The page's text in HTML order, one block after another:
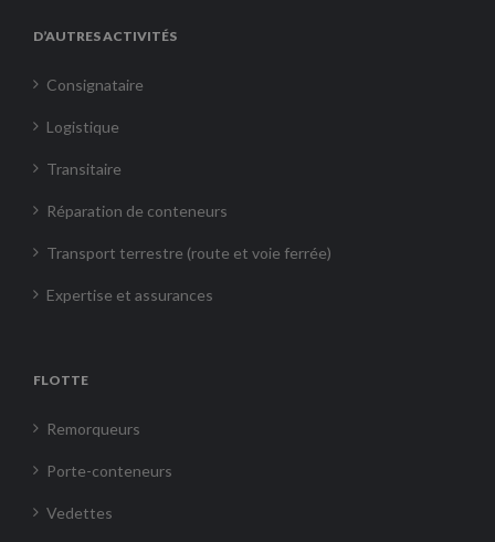
D’AUTRES ACTIVITÉS
Consignataire
Logistique
Transitaire
Réparation de conteneurs
Transport terrestre (route et voie ferrée)
Expertise et assurances
FLOTTE
Remorqueurs
Porte-conteneurs
Vedettes